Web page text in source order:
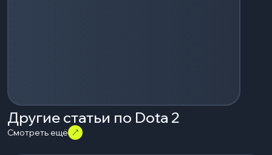
Другие статьи по Dota 2
Смотреть ещё